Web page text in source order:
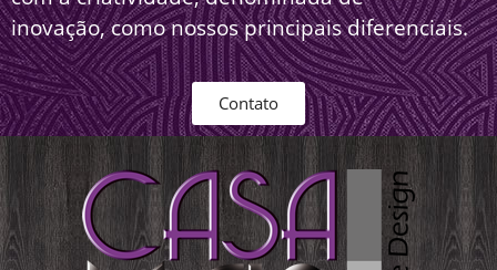
inovação, como nossos principais diferenciais.
Contato